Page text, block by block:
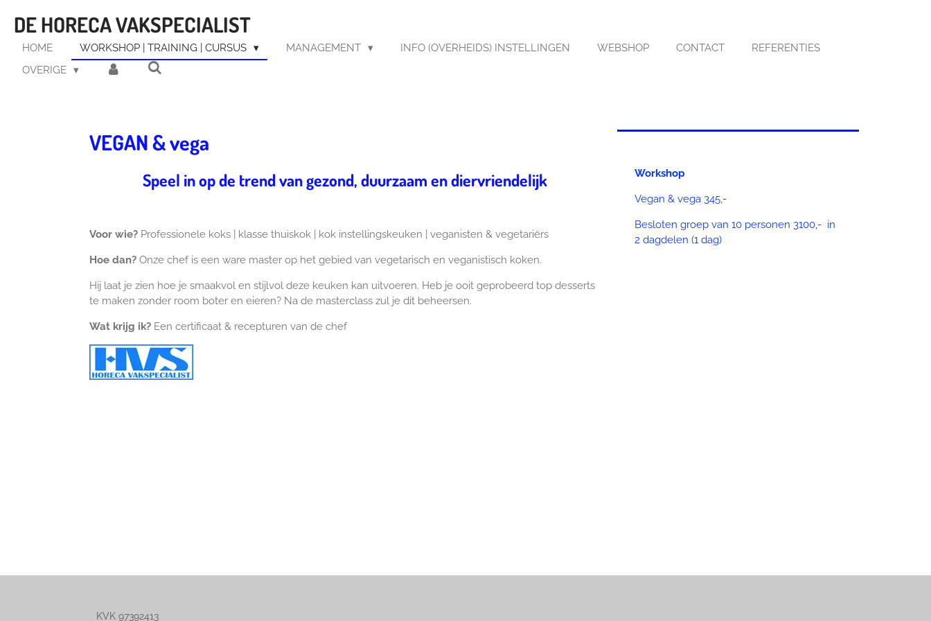
direct
naar
hoofdinhoud
DE HORECA VAKSPECIALIST
HOME WORKSHOP | TRAINING | CURSUS MANAGEMENT INFO (OVERHEIDS) INSTELLINGEN WEBSHOP CONTACT
REFERENTIES
OVERIGE
VEGAN & vega
Speel in op de trend van gezond, duurzaam en diervriendelijk
Voor wie? Professionele koks | klasse thuiskok | kok instellingskeuken | veganisten & vegetariërs
Hoe dan? Onze chef is een ware master op het gebied van vegetarisch en veganistisch koken.
Hij laat je zien hoe je smaakvol en stijlvol deze keuken kan uitvoeren. Heb je ooit geprobeerd top desserts
te maken zonder room boter en eieren? Na de masterclass zul je dit beheersen.
Wat krijg ik? Een certificaat & recepturen van de chef
Workshop
Vegan & vega 345,-
Besloten groep van 10 personen 3100,- in
2 dagdelen (1 dag)
KVK 97392413